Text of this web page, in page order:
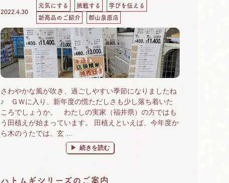
2022.4.30
元気にする 挑戦する
学びを伝える
新商品のご紹介
郡山泉原店
さわやかな風が吹き、過ごしやすい季節になりましたね
♪ ＧＷに入り、新年度の慌ただしさも少し落ち着いた
ころでしょうか。 わたしの実家（福井県）の方ではも
う田植えが始まっています。 田植えといえば、今年度か
ら木のうたでは、玄 …
“店頭精米 始めました♪” の
続きを読む
ハトムギシリーズのご案内